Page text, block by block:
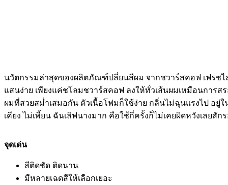
นวัตกรรมล่าสุดของผลิตภัณฑ์ปลี่ยนสีผม จากชวาร์สคอฟ เฟรชไ
แสนง่าย เพียงแค่ชโลมชวาร์สคอฟ ลงให้ทั่วเส้นผมเหมือนการส
ผมที่สวยสม่ำเสมอกัน ตัวเนื้อโฟมก็ใช้ง่าย กลิ่นไม่ฉุนแรงไป อ
เคียง ไม่เพี้ยน ฉันเลิฟนางมาก คือใช้กี่ครั้งก็ไม่เคยผิดหวังเลยสัก
จุดเด่น
สีติดชัด ติดนาน
มีหลายเฉดสีให้เลือกเยอะ